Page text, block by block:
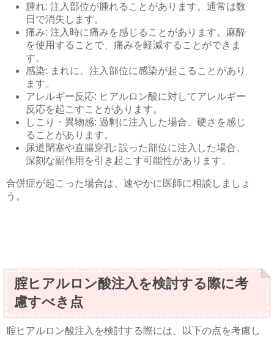
腫れ: 注入部位が腫れることがあります。通常は数
日で消失します。
痛み: 注入時に痛みを感じることがあります。麻酔
を使用することで、痛みを軽減することができま
す。
感染: まれに、注入部位に感染が起こることがあり
ます。
アレルギー反応: ヒアルロン酸に対してアレルギー
反応を起こすことがあります。
しこり・異物感: 過剰に注入した場合、硬さを感じ
ることがあります。
尿道閉塞や直腸穿孔: 誤った部位に注入した場合、
深刻な副作用を引き起こす可能性があります。
合併症が起こった場合は、速やかに医師に相談しましょ
う。
腟ヒアルロン酸注入を検討する際に考
慮すべき点
腟ヒアルロン酸注入を検討する際には、以下の点を考慮し